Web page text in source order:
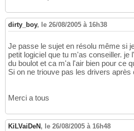
dirty_boy, le 26/08/2005 à 16h38
Je passe le sujet en résolu même si
petit logiciel que tu m'as conseiller. je
du boulot et ca m'a l'air bien pour ce
Si on ne triouve pas les drivers après
Merci a tous
KiLVaiDeN , le 26/08/2005 à 16h48